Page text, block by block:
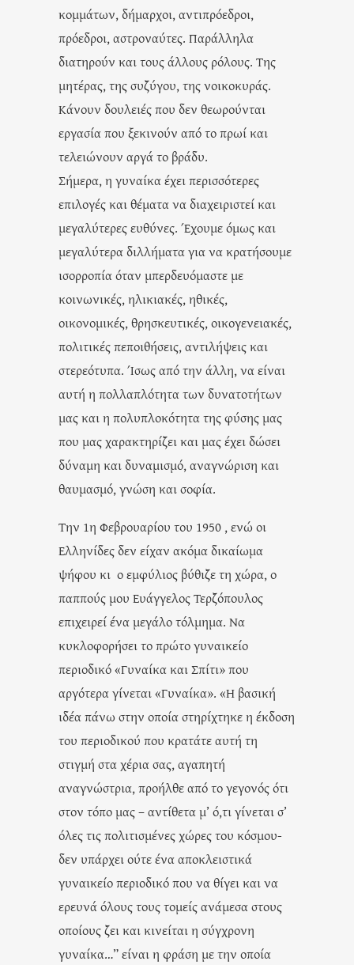
κομμάτων, δήμαρχοι, αντιπρόεδροι,
πρόεδροι, αστροναύτες. Παράλληλα
διατηρούν και τους άλλους ρόλους. Της
μητέρας, της συζύγου, της νοικοκυράς.
Κάνουν δουλειές που δεν θεωρούνται
εργασία που ξεκινούν από το πρωί και
τελειώνουν αργά το βράδυ.
Σήμερα, η γυναίκα έχει περισσότερες
επιλογές και θέματα να διαχειριστεί και
μεγαλύτερες ευθύνες. Έχουμε όμως και
μεγαλύτερα διλλήματα για να κρατήσουμε
ισορροπία όταν μπερδευόμαστε με
κοινωνικές, ηλικιακές, ηθικές,
οικονομικές, θρησκευτικές, οικογενειακές,
πολιτικές πεποιθήσεις, αντιλήψεις και
στερεότυπα. Ίσως από την άλλη, να είναι
αυτή η πολλαπλότητα των δυνατοτήτων
μας και η πολυπλοκότητα της φύσης μας
που μας χαρακτηρίζει και μας έχει δώσει
δύναμη και δυναμισμό, αναγνώριση και
θαυμασμό, γνώση και σοφία.
Την 1η Φεβρουαρίου του 1950 , ενώ οι
Ελληνίδες δεν είχαν ακόμα δικαίωμα
ψήφου κι ο εμφύλιος βύθιζε τη χώρα, ο
παππούς μου Ευάγγελος Τερζόπουλος
επιχειρεί ένα μεγάλο τόλμημα. Να
κυκλοφορήσει το πρώτο γυναικείο
περιοδικό «Γυναίκα και Σπίτι» που
αργότερα γίνεται «Γυναίκα». «Η βασική
ιδέα πάνω στην οποία στηρίχτηκε η έκδοση
του περιοδικού που κρατάτε αυτή τη
στιγμή στα χέρια σας, αγαπητή
αναγνώστρια, προήλθε από το γεγονός ότι
στον τόπο μας – αντίθετα μ’ ό,τι γίνεται σ’
όλες τις πολιτισμένες χώρες του κόσμου-
δεν υπάρχει ούτε ένα αποκλειστικά
γυναικείο περιοδικό που να θίγει και να
ερευνά όλους τους τομείς ανάμεσα στους
οποίους ζει και κινείται η σύγχρονη
γυναίκα…” είναι η φράση με την οποία